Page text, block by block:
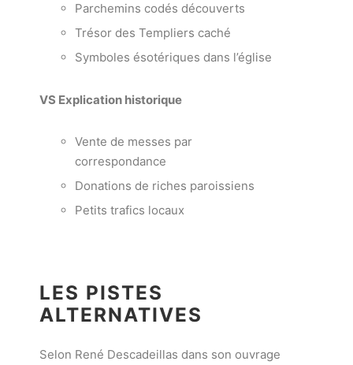
Parchemins codés découverts
Trésor des Templiers caché
Symboles ésotériques dans l’église
VS Explication historique
Vente de messes par
correspondance
Donations de riches paroissiens
Petits trafics locaux
LES PISTES
ALTERNATIVES
Selon René Descadeillas dans son ouvrage